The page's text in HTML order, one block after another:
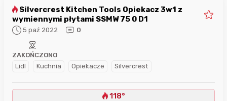
wymiennymi płytami SSMW 75 0 D1
5 paź 2022 0
Lidl Kuchnia Opiekacze Silvercrest
ZAKOŃCZONO
118°